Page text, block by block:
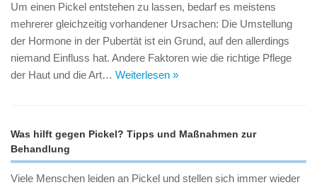
Um einen Pickel entstehen zu lassen, bedarf es meistens
mehrerer gleichzeitig vorhandener Ursachen: Die Umstellung
der Hormone in der Pubertät ist ein Grund, auf den allerdings
niemand Einfluss hat. Andere Faktoren wie die richtige Pflege
der Haut und die Art… Weiterlesen »
Was hilft gegen Pickel? Tipps und Maßnahmen zur
Behandlung
Viele Menschen leiden an Pickel und stellen sich immer wieder